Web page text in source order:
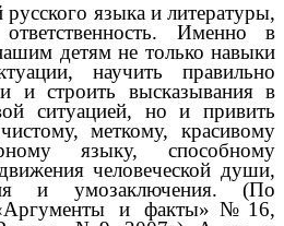
языка и литературы,
Именно в
детям не только навыки
научить правильно
и строить высказывания в
ситуацией, но и привить
меткому, красивому
языку, способному
человеческой души,
и умозаключения. (По
«Аргументы и факты»№16,